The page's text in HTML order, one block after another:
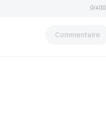
0/400
Commentaire